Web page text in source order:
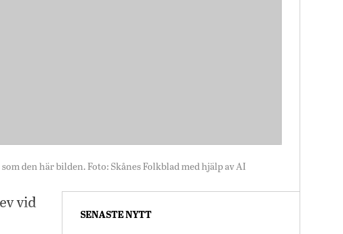
den här bilden. Foto: Skånes Folkblad med hjälp av AI
vid
SENASTE NYTT